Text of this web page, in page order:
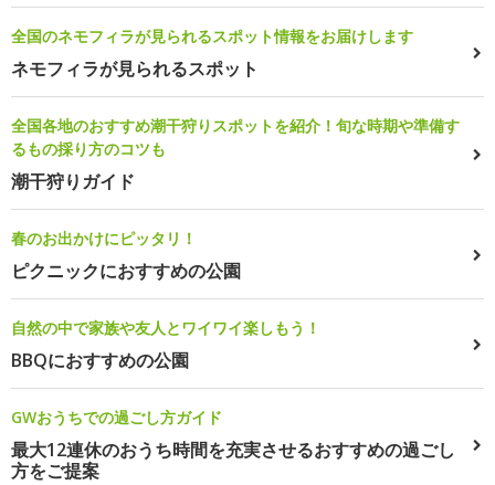
全国のネモフィラが見られるスポット情報をお届けします
ネモフィラが見られるスポット
全国各地のおすすめ潮干狩りスポットを紹介！旬な時期や準備す
るもの採り方のコツも
潮干狩りガイド
春のお出かけにピッタリ！
ピクニックにおすすめの公園
自然の中で家族や友人とワイワイ楽しもう！
BBQにおすすめの公園
GWおうちでの過ごし方ガイド
最大12連休のおうち時間を充実させるおすすめの過ごし
方をご提案